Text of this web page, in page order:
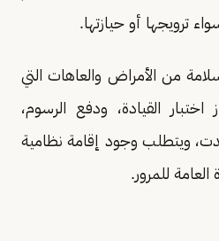
ترويجها أو حيازتها.
من الأمراض والعاهات التي
اختبار القيادة، ودفع الرسوم،
ويتطلب وجود إقامة نظامية
العامة للمرور.